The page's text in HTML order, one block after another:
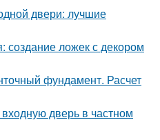
двери: лучшие
ложек с декором
фундамент. Расчет
дверь в частном